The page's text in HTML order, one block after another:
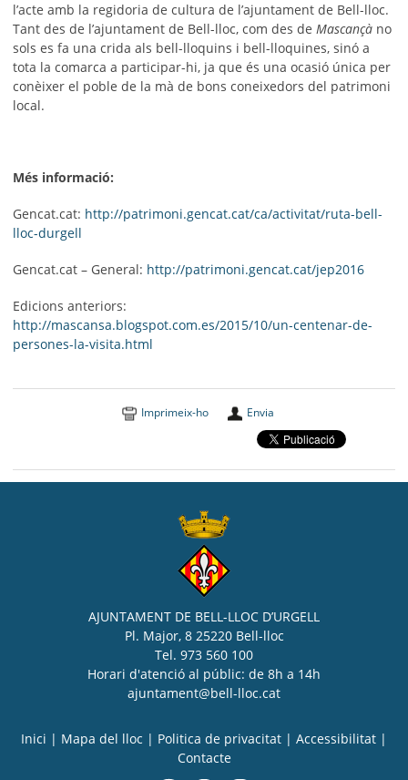
l’acte amb la regidoria de cultura de l’ajuntament de Bell-lloc.
Tant des de l’ajuntament de Bell-lloc, com des de Mascançà no
sols es fa una crida als bell-lloquins i bell-lloquines, sinó a
tota la comarca a participar-hi, ja que és una ocasió única per
conèixer el poble de la mà de bons coneixedors del patrimoni
local.
Més informació:
Gencat.cat: http://patrimoni.gencat.cat/ca/activitat/ruta-bell-
lloc-durgell
Gencat.cat – General: http://patrimoni.gencat.cat/jep2016
Edicions anteriors:
http://mascansa.blogspot.com.es/2015/10/un-centenar-de-
persones-la-visita.html
Imprimeix-ho Envia
AJUNTAMENT DE BELL-LLOC D’URGELL
Pl. Major, 8 25220 Bell-lloc
Tel. 973 560 100
Horari d'atenció al públic: de 8h a 14h
ajuntament@bell-lloc.cat
Inici | Mapa del lloc | Politica de privacitat | Accessibilitat |
Contacte